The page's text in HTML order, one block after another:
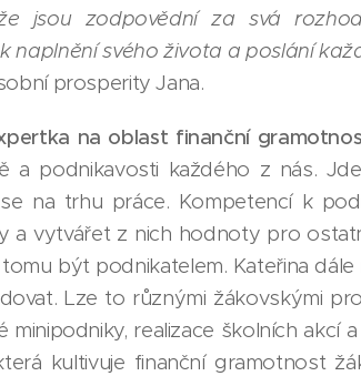
jsou zodpovědní za svá
naplnění svého života a poslání
prosperity Jana.
na oblast finanční
a podnikavosti každého z nás.
na trhu práce. Kompetencí k
a vytvářet z nich hodnoty pro
být podnikatelem. Kateřina dále
Lze to různými žákovskými
realizace školních akcí
kultivuje finanční gramotnost